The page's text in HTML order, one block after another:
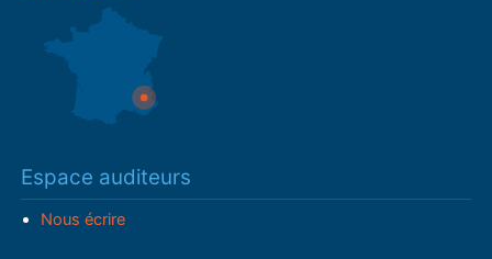
Espace auditeurs
Nous écrire